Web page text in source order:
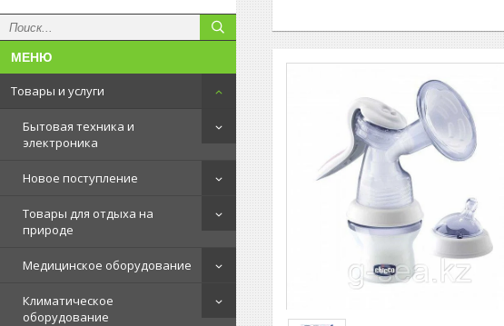
Товары и услуги
Бытовая техника и
электроника
Новое поступление
Товары для отдыха на
природе
Медицинское оборудование
Климатическое
оборудование